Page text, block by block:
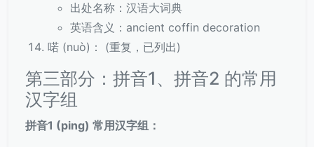
出处名称：汉语大词典
英语含义：ancient coffin decoration
喏 (nuò)： (重复，已列出)
第三部分：拼音1、拼音2 的常用
汉字组
拼音1 (ping) 常用汉字组：